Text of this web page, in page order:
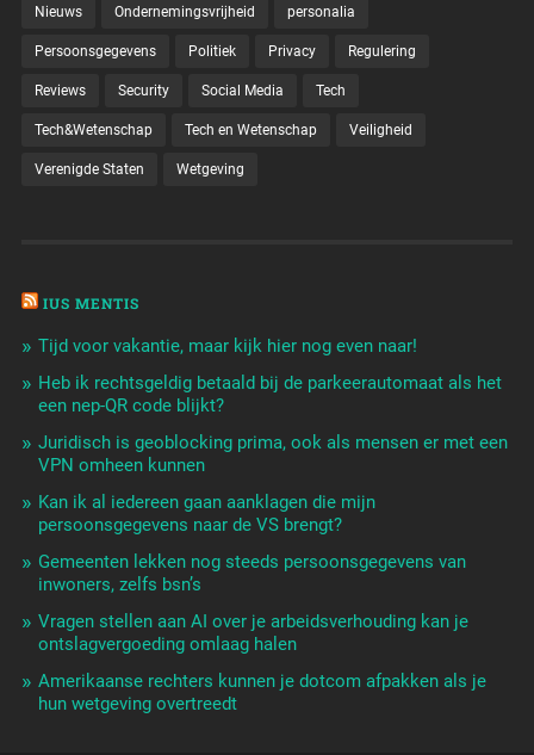
Nieuws Ondernemingsvrijheid personalia
Persoonsgegevens Politiek Privacy Regulering
Reviews Security Social Media Tech
Tech&Wetenschap Tech en Wetenschap Veiligheid
Verenigde Staten Wetgeving
IUS MENTIS
Tijd voor vakantie, maar kijk hier nog even naar!
Heb ik rechtsgeldig betaald bij de parkeerautomaat als het
een nep-QR code blijkt?
Juridisch is geoblocking prima, ook als mensen er met een
VPN omheen kunnen
Kan ik al iedereen gaan aanklagen die mijn
persoonsgegevens naar de VS brengt?
Gemeenten lekken nog steeds persoonsgegevens van
inwoners, zelfs bsn’s
Vragen stellen aan AI over je arbeidsverhouding kan je
ontslagvergoeding omlaag halen
Amerikaanse rechters kunnen je dotcom afpakken als je
hun wetgeving overtreedt